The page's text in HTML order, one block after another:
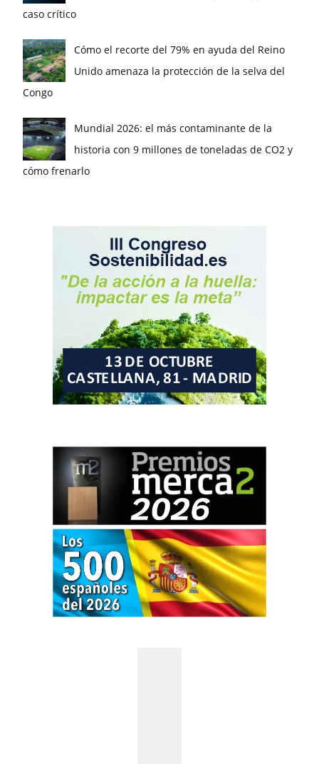
caso crítico
Cómo el recorte del 79% en ayuda del Reino
Unido amenaza la protección de la selva del
Congo
Mundial 2026: el más contaminante de la
historia con 9 millones de toneladas de CO2 y
cómo frenarlo